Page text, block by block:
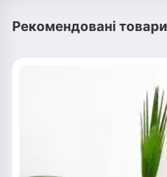
Рекомендовані товари